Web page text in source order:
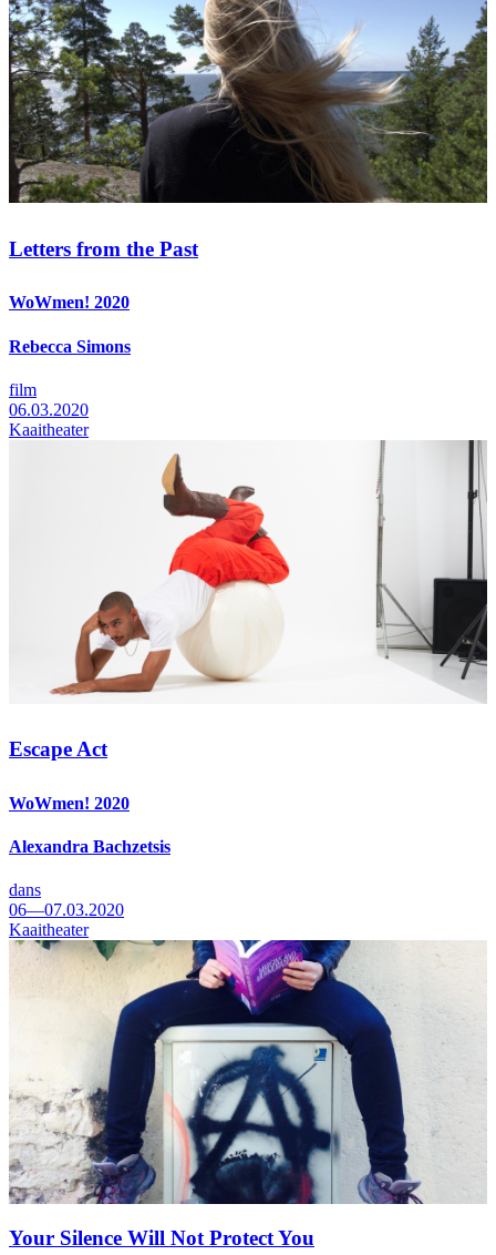
Letters from the Past
WoWmen! 2020
Rebecca Simons
film
06.03.2020
Kaaitheater
Escape Act
WoWmen! 2020
Alexandra Bachzetsis
dans
06—07.03.2020
Kaaitheater
Your Silence Will Not Protect You